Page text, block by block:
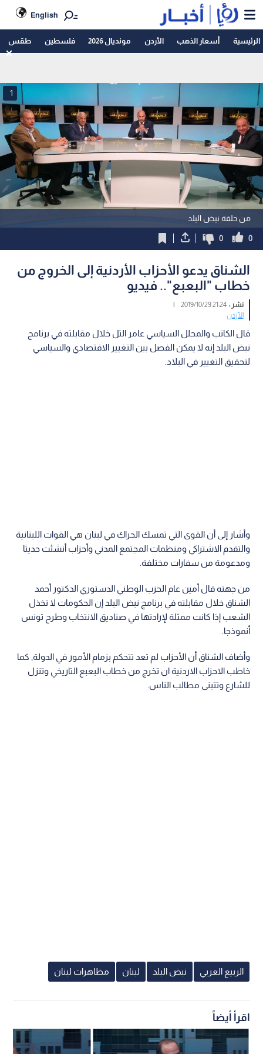
English
الرئيسية أسعار الذهب الأردن مونديال 2026 فلسطين طقس
من حلقة نبض البلد
1
0
0
الشناق يدعو الأحزاب الأردنية إلى الخروج من
خطاب "البعبع".. فيديو
نشر :21:24 2019/10/29
|
الأردن
قال الكاتب والمحلل السياسي عامر التل خلال مقابلته في برنامج
نبض البلد إنه لا يمكن الفصل بين التغيير الاقتصادي والسياسي
لتحقيق التغيير في البلاد.
وأشار إلى أن القوى التي تمسك الحراك في لبنان هي القوات اللبنانية
والتقدم الاشتراكي ومنظمات المجتمع المدني وأحزاب أنشئت حديثا
ومدعومة من سفارات مختلفة.
من جهته قال أمين عام الحزب الوطني الدستوري الدكتور أحمد
الشناق خلال مقابلته في برنامج نبض البلد إن الحكومات لا تخذل
الشعب إذا كانت ممثلة لإرادتها في صناديق الانتخاب وطرح تونس
أنموذجا.
وأضاف الشناق أن الأحزاب لم تعد تتحكم بزمام الأمور في الدولة, كما
خاطب الاحزاب الاردنية ان تخرج من خطاب البعبع التاريخي وتنزل
للشارع وتتبنى مطالب الناس.
الربيع العربي نبض البلد لبنان مظاهرات لبنان
اقرأ أيضاً